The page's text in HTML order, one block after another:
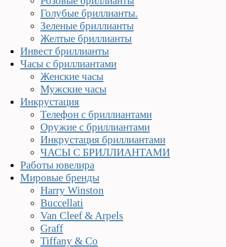
Голубые бриллианты.
Зеленые бриллианты
Желтые бриллианты
Инвест бриллианты
Часы с бриллиантами
Женские часы
Мужские часы
Инкрустация
Телефон с бриллиантами
Оружие с бриллиантами
Инкрустация бриллиантами
ЧАСЫ С БРИЛЛИАНТАМИ
Работы ювелира
Мировые бренды
Harry Winston
Buccellati
Van Cleef & Arpels
Graff
Tiffany & Co